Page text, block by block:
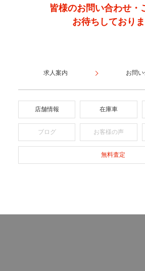
皆様のお問い合わせ・
お待ちしており
求人案内 お問
店舗情報 在庫車
ブログ お客様の声
無料査定